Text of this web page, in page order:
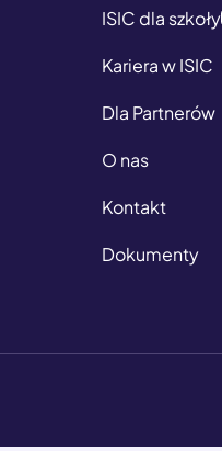
ISIC dla szkoły
Kariera w ISIC
Dla Partnerów
O nas
Kontakt
Dokumenty